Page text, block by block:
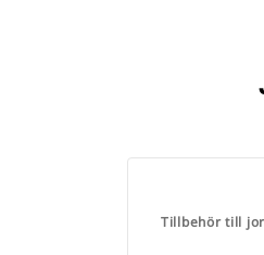
Tillbehör till